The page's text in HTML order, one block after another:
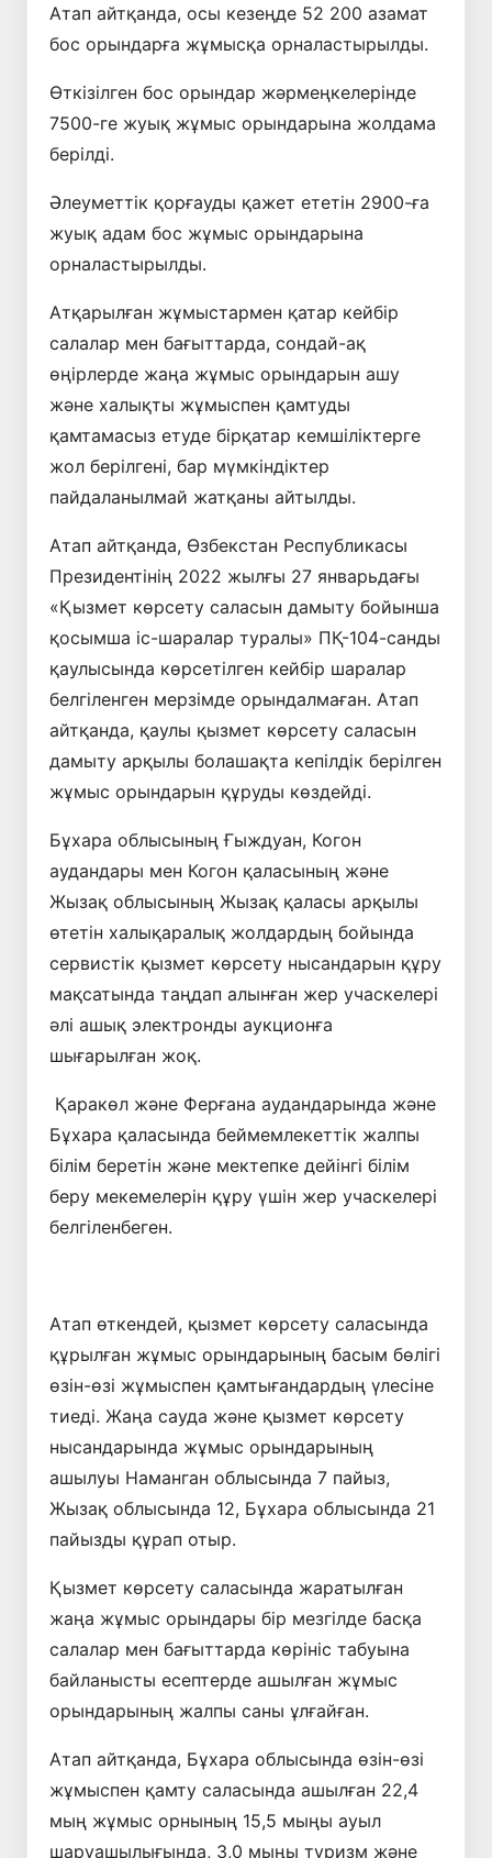
Атап айтқанда, осы кезеңде 52 200 азамат
бос орындарға жұмысқа орналастырылды.
Өткізілген бос орындар жәрмеңкелерінде
7500-ге жуық жұмыс орындарына жолдама
берілді.
Әлеуметтік қорғауды қажет ететін 2900-ға
жуық адам бос жұмыс орындарына
орналастырылды.
Атқарылған жұмыстармен қатар кейбір
салалар мен бағыттарда, сондай-ақ
өңірлерде жаңа жұмыс орындарын ашу
және халықты жұмыспен қамтуды
қамтамасыз етуде бірқатар кемшіліктерге
жол берілгені, бар мүмкіндіктер
пайдаланылмай жатқаны айтылды.
Атап айтқанда, Өзбекстан Республикасы
Президентінің 2022 жылғы 27 январьдағы
«Қызмет көрсету саласын дамыту бойынша
қосымша іс-шаралар туралы» ПҚ-104-санды
қаулысында көрсетiлген кейбiр шаралар
белгiленген мерзiмде орындалмаған. Атап
айтқанда, қаулы қызмет көрсету саласын
дамыту арқылы болашақта кепілдік берілген
жұмыс орындарын құруды көздейді.
Бұхара облысының Ғыждуан, Когон
аудандары мен Когон қаласының және
Жызақ облысының Жызақ қаласы арқылы
өтетін халықаралық жолдардың бойында
сервистік қызмет көрсету нысандарын құру
мақсатында таңдап алынған жер учаскелері
әлі ашық электронды аукционға
шығарылған жоқ.
Қаракөл және Ферғана аудандарында және
Бұхара қаласында беймемлекеттік жалпы
білім беретін және мектепке дейінгі білім
беру мекемелерін құру үшін жер учаскелері
белгіленбеген.
Атап өткендей, қызмет көрсету саласында
құрылған жұмыс орындарының басым бөлігі
өзін-өзі жұмыспен қамтығандардың үлесіне
тиеді. Жаңа сауда және қызмет көрсету
нысандарында жұмыс орындарының
ашылуы Наманган облысында 7 пайыз,
Жызақ облысында 12, Бұхара облысында 21
пайызды құрап отыр.
Қызмет көрсету саласында жаратылған
жаңа жұмыс орындары бір мезгілде басқа
салалар мен бағыттарда көрініс табуына
байланысты есептерде ашылған жұмыс
орындарының жалпы саны ұлғайған.
Атап айтқанда, Бұхара облысында өзін-өзі
жұмыспен қамту саласында ашылған 22,4
мың жұмыс орнының 15,5 мыңы ауыл
шаруашылығында, 3,0 мыңы туризм және